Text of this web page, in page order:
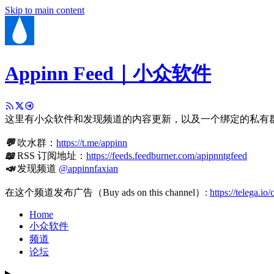
Skip to main content
Appinn Feed｜小众软件
这里有小众软件和发现频道的内容更新，以及一个绑定的私有
💬吹水群： https://t.me/appinn
📖RSS 订阅地址： https://feeds.feedburner.com/apipnntgfeed
📣发现频道 @appinnfaxian
在这个频道发布广告（Buy ads on this channel）: https://telega.io/
Home
小众软件
频道
论坛